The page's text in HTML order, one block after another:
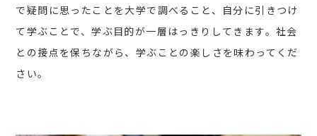
で疑問に思ったことを大学で調べること、自分に引きつけ
て学ぶことで、学ぶ目的が一層はっきりしてきます。社会
との接点を保ちながら、学ぶことの楽しさを味わってくだ
さい。